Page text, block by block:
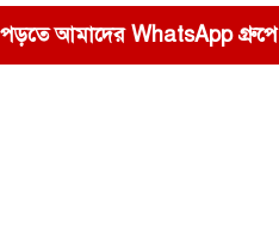
আমাদের WhatsApp